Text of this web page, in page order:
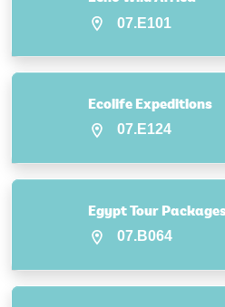
07.E101
Ecolife Expeditions
07.E124
Egypt Tour
07.B064